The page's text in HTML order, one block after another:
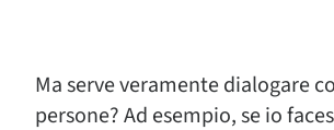
Ma serve veramente dialogare
persone? Ad esempio, se io